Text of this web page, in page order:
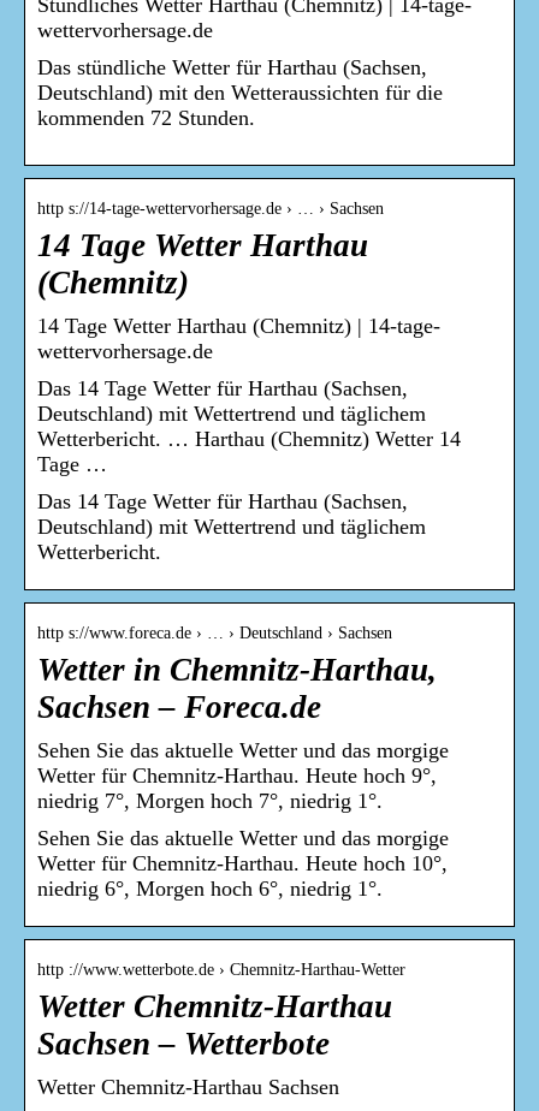
Stündliches Wetter Harthau (Chemnitz) | 14-tage-
wettervorhersage.de
Das stündliche Wetter für Harthau (Sachsen,
Deutschland) mit den Wetteraussichten für die
kommenden 72 Stunden.
http s://14-tage-wettervorhersage.de › … › Sachsen
14 Tage Wetter Harthau
(Chemnitz)
14 Tage Wetter Harthau (Chemnitz) | 14-tage-
wettervorhersage.de
Das 14 Tage Wetter für Harthau (Sachsen,
Deutschland) mit Wettertrend und täglichem
Wetterbericht. … Harthau (Chemnitz) Wetter 14
Tage …
Das 14 Tage Wetter für Harthau (Sachsen,
Deutschland) mit Wettertrend und täglichem
Wetterbericht.
http s://www.foreca.de › … › Deutschland › Sachsen
Wetter in Chemnitz-Harthau,
Sachsen – Foreca.de
Sehen Sie das aktuelle Wetter und das morgige
Wetter für Chemnitz-Harthau. Heute hoch 9°,
niedrig 7°, Morgen hoch 7°, niedrig 1°.
Sehen Sie das aktuelle Wetter und das morgige
Wetter für Chemnitz-Harthau. Heute hoch 10°,
niedrig 6°, Morgen hoch 6°, niedrig 1°.
http ://www.wetterbote.de › Chemnitz-Harthau-Wetter
Wetter Chemnitz-Harthau
Sachsen – Wetterbote
Wetter Chemnitz-Harthau Sachsen